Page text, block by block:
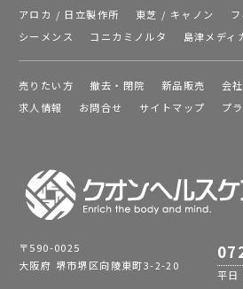
アロカ / 日立製作所
東芝 / キャノン
シーメンス
コニカミノルタ 島津メディ
売りたい方 撤去・閉院 新品販売 会
求人情報
お問合せ サイトマップ プ
〒590-0025
大阪府 堺市堺区向陵東町3-2-20
平